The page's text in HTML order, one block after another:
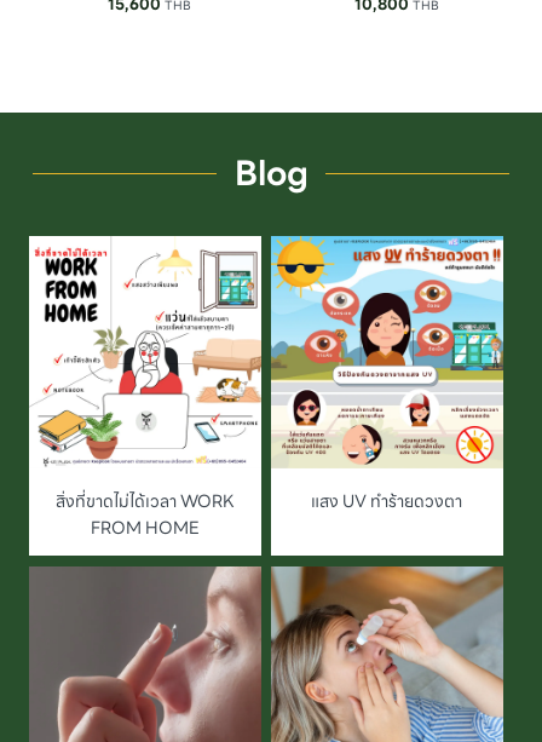
THB THB
Blog
สิ่งที่ขาดไม่ได้เวลา WORK
FROM HOME
แสง UV ทำร้ายดวงตา